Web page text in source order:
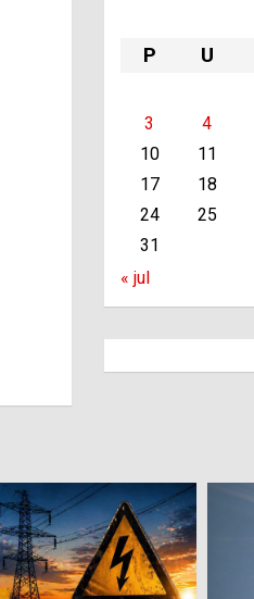
P U
3
4
10
11
17
18
24
25
31
« jul